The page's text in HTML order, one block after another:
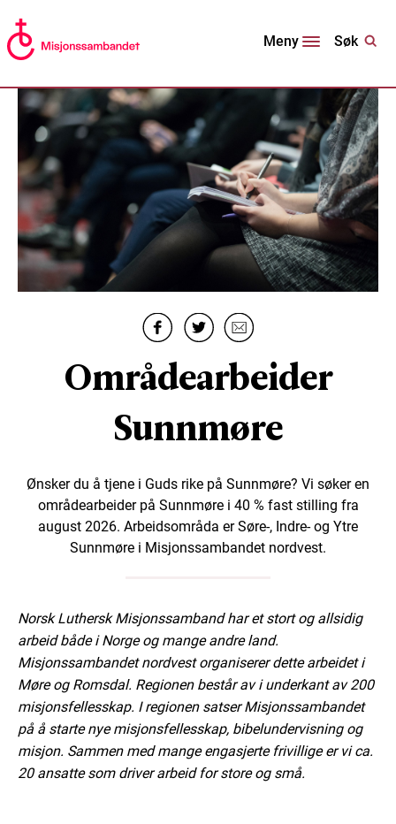
Meny Søk
Områdearbeider
Sunnmøre
Ønsker du å tjene i Guds rike på Sunnmøre? Vi søker en
områdearbeider på Sunnmøre i 40 % fast stilling fra
august 2026. Arbeidsområda er Søre-, Indre- og Ytre
Sunnmøre i Misjonssambandet nordvest.
Norsk Luthersk Misjonssamband har et stort og allsidig
arbeid både i Norge og mange andre land.
Misjonssambandet nordvest organiserer dette arbeidet i
Møre og Romsdal. Regionen består av i underkant av 200
misjonsfellesskap. I regionen satser Misjonssambandet
på å starte nye misjonsfellesskap, bibelundervisning og
misjon. Sammen med mange engasjerte frivillige er vi ca.
20 ansatte som driver arbeid for store og små.